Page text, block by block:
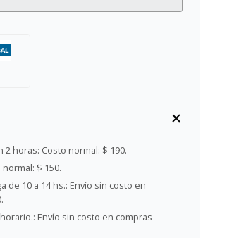
2 horas: Costo normal: $ 190.
normal: $ 150.
de 10 a 14 hs.: Envío sin costo en
Envío sin costo en compras